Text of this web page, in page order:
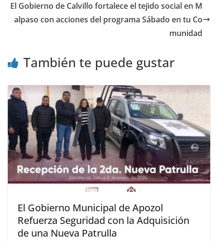
El Gobierno de Calvillo fortalece el tejido social en M
alpaso con acciones del programa Sábado en tu Co
munidad
También te puede gustar
El Gobierno Municipal de Apozol
Refuerza Seguridad con la Adquisición
de una Nueva Patrulla